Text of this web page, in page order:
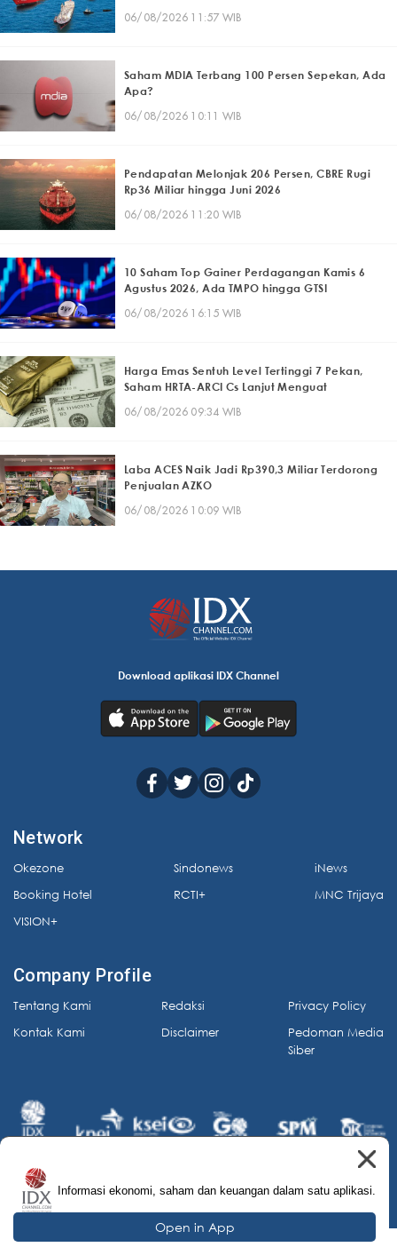
06/08/2026 11:57 WIB
Saham MDIA Terbang 100 Persen Sepekan, Ada
Apa?
06/08/2026 10:11 WIB
Pendapatan Melonjak 206 Persen, CBRE Rugi
Rp36 Miliar hingga Juni 2026
06/08/2026 11:20 WIB
10 Saham Top Gainer Perdagangan Kamis 6
Agustus 2026, Ada TMPO hingga GTSI
06/08/2026 16:15 WIB
Harga Emas Sentuh Level Tertinggi 7 Pekan,
Saham HRTA-ARCI Cs Lanjut Menguat
06/08/2026 09:34 WIB
Laba ACES Naik Jadi Rp390,3 Miliar Terdorong
Penjualan AZKO
06/08/2026 10:09 WIB
Download aplikasi IDX Channel
Network
Okezone
Booking Hotel
VISION+
Sindonews
RCTI+
iNews
MNC Trijaya
Company Profile
Tentang Kami
Kontak Kami
Redaksi
Disclaimer
Privacy Policy
Pedoman Media
Siber
© 2026 IDX Channel. All Rights Reserved.
Informasi ekonomi, saham dan keuangan dalam satu aplikasi.
Open in App